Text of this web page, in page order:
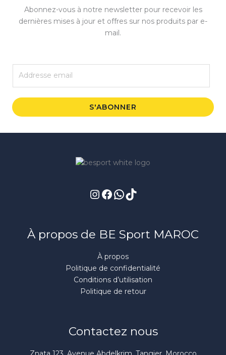
Abonnez-vous à notre newsletter pour recevoir les
dernières mises à jour et offres sur nos produits par e-
mail.
m
i
l
S'ABONNER
Instagram
Facebook
WhatsApp
TikTok
À propos de BE Sport MAROC
À propos
Politique de confidentialité
Conditions d’utilisation
Politique de retour
Contactez nous